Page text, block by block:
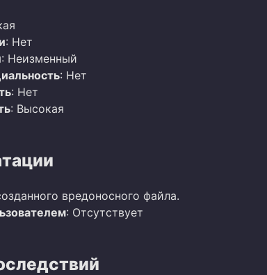
: Нет
: Неизменный
: Нет
: Нет
: Высокая
вредоносного файла.
: Отсутствует